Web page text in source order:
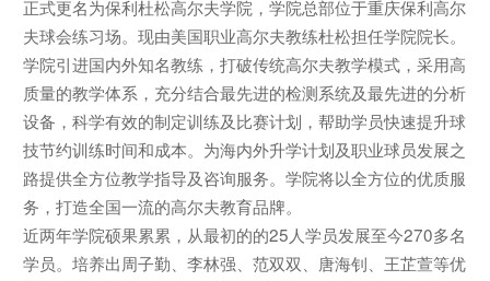
正式更名为保利杜松高尔夫学院，学院总部位于重庆保利高尔
夫球会练习场。现由美国职业高尔夫教练杜松担任学院院长。
学院引进国内外知名教练，打破传统高尔夫教学模式，采用高
质量的教学体系，充分结合最先进的检测系统及最先进的分析
设备，科学有效的制定训练及比赛计划，帮助学员快速提升球
技节约训练时间和成本。为海内外升学计划及职业球员发展之
路提供全方位教学指导及咨询服务。学院将以全方位的优质服
务，打造全国一流的高尔夫教育品牌。
近两年学院硕果累累，从最初的的25人学员发展至今270多名
学员。培养出周子勤、李林强、范双双、唐海钊、王芷萱等优